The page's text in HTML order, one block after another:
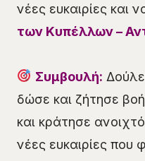
νέες ευκαιρίες και
των Κυπέλλων –
Συμβουλή:
δώσε και ζήτησε
και κράτησε
νέες ευκαιρίες που